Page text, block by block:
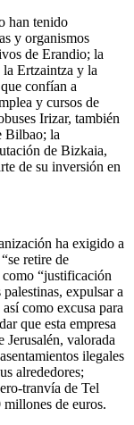
han tenido
y organismos
de Erandio; la
Ertzaintza y la
confían a
y cursos de
Irizar, también
Bilbao; la
de Bizkaia,
de su inversión en
ha exigido a
retire de
como “justificación
expulsar a
como excusa para
que esta empresa
Jerusalén, valorada
ilegales
alrededores;
tranvía de Tel
de euros.